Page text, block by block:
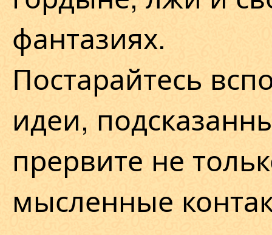
фантазиях.
Постарайтесь
идеи,
прервите не
мысленные